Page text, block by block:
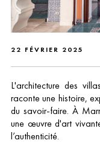
22 FÉVRIER 2025
L'architecture des
raconte une histoire,
du savoir-faire. À
une œuvre d'art
l’authenticité.